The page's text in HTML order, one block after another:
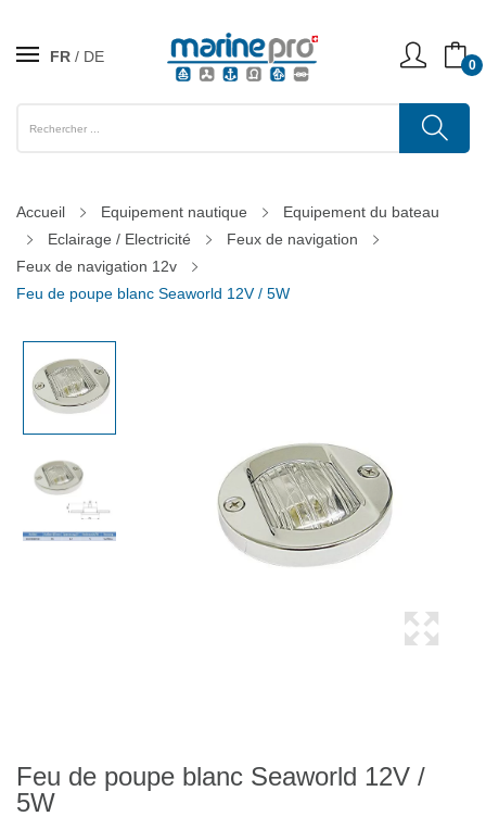
FR DE 0
Accueil Equipement nautique
Equipement du bateau
Eclairage / Electricité
Feux de navigation
Feux de navigation 12v
Feu de poupe blanc Seaworld 12V / 5W
Feu de poupe blanc Seaworld 12V /
5W